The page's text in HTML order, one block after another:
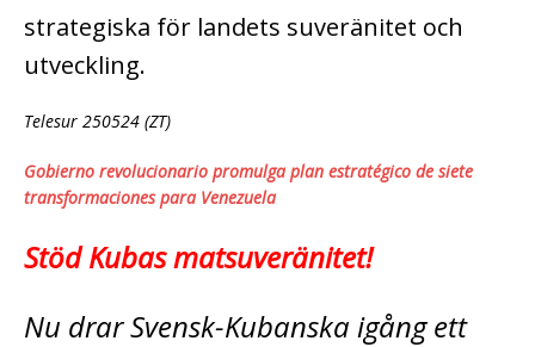
strategiska för landets suveränitet och
utveckling.
Telesur 250524 (ZT)
Gobierno revolucionario promulga plan estratégico de siete
transformaciones para Venezuela
Stöd Kubas matsuveränitet!
Nu drar Svensk-Kubanska igång ett